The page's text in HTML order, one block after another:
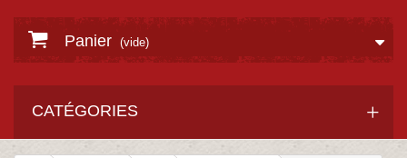
Panier (vide)
CATÉGORIES